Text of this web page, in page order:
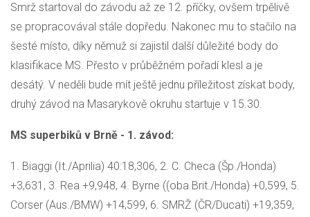
Smrž startoval do závodu až ze 12. příčky, ovšem trpělivě
se propracovával stále dopředu. Nakonec mu to stačilo na
šesté místo, díky němuž si zajistil další důležité body do
klasifikace MS. Přesto v průběžném pořadí klesl a je
desátý. V neděli bude mít ještě jednu příležitost získat body,
druhý závod na Masarykově okruhu startuje v 15.30.
MS superbiků v Brně - 1. závod:
1. Biaggi (It./Aprilia) 40:18,306, 2. C. Checa (Šp./Honda)
+3,631, 3. Rea +9,948, 4. Byrne ((oba Brit./Honda) +0,599, 5.
Corser (Aus./BMW) +14,599, 6. SMRŽ (ČR/Ducati) +19,359,